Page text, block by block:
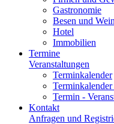
Gastronomie
Besen und
Hotel
Immobilien
Termine
Veranstaltungen
Terminkalender
Termin -
Kontakt
Anfragen und